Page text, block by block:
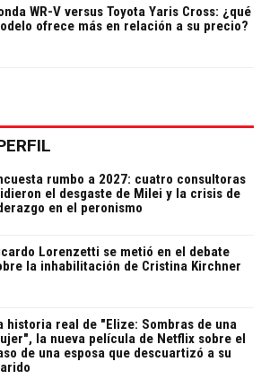
WR-V versus Toyota Yaris Cross: ¿qué
ofrece más en relación a su precio?
rumbo a 2027: cuatro consultoras
el desgaste de Milei y la crisis de
en el peronismo
Lorenzetti se metió en el debate
la inhabilitación de Cristina Kirchner
historia real de "Elize: Sombras de una
la nueva película de Netflix sobre el
de una esposa que descuartizó a su